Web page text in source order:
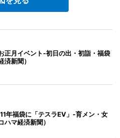
正月イベント-初日の出・初詣・福袋
済新聞）
年福袋に「テスラEV」-育メン・女
ハマ経済新聞）